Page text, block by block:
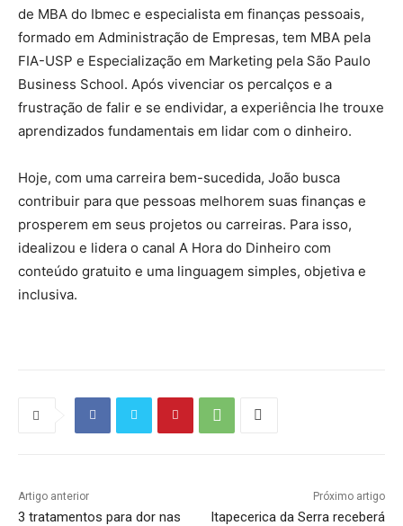
de MBA do Ibmec e especialista em finanças pessoais,
formado em Administração de Empresas, tem MBA pela
FIA-USP e Especialização em Marketing pela São Paulo
Business School. Após vivenciar os percalços e a
frustração de falir e se endividar, a experiência lhe trouxe
aprendizados fundamentais em lidar com o dinheiro.
Hoje, com uma carreira bem-sucedida, João busca
contribuir para que pessoas melhorem suas finanças e
prosperem em seus projetos ou carreiras. Para isso,
idealizou e lidera o canal A Hora do Dinheiro com
conteúdo gratuito e uma linguagem simples, objetiva e
inclusiva.
Artigo anterior
3 tratamentos para dor nas
Próximo artigo
Itapecerica da Serra receberá